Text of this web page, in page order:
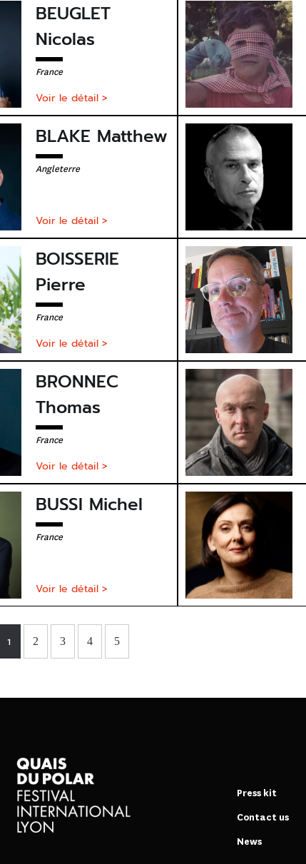
BEUGLET
Nicolas
France
Voir le détail >
BLAKE Matthew
Angleterre
Voir le détail >
BOISSERIE
Pierre
France
Voir le détail >
BRONNEC
Thomas
France
Voir le détail >
BUSSI Michel
France
Voir le détail >
1 2 3 4 5
Press kit
Contact us
News